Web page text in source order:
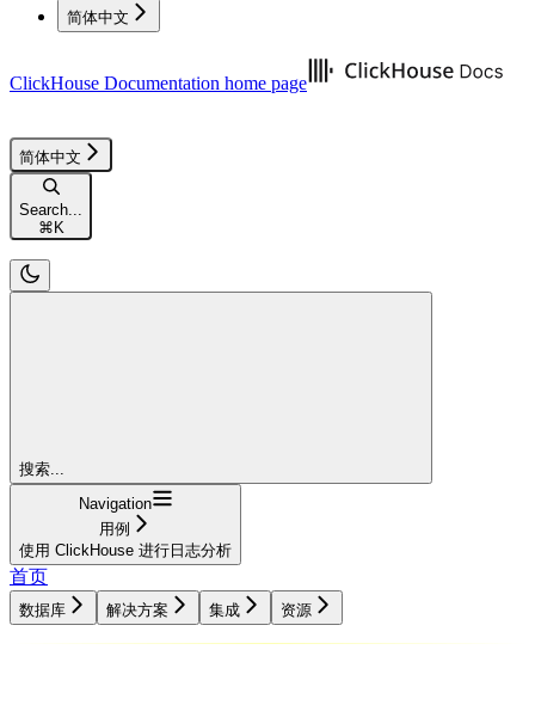
简体中文
ClickHouse Documentation home page
简体中文
Search...
⌘ K
搜索...
Navigation
用例
使用 ClickHouse 进行日志分析
首页
数据库 解决方案 集成 资源